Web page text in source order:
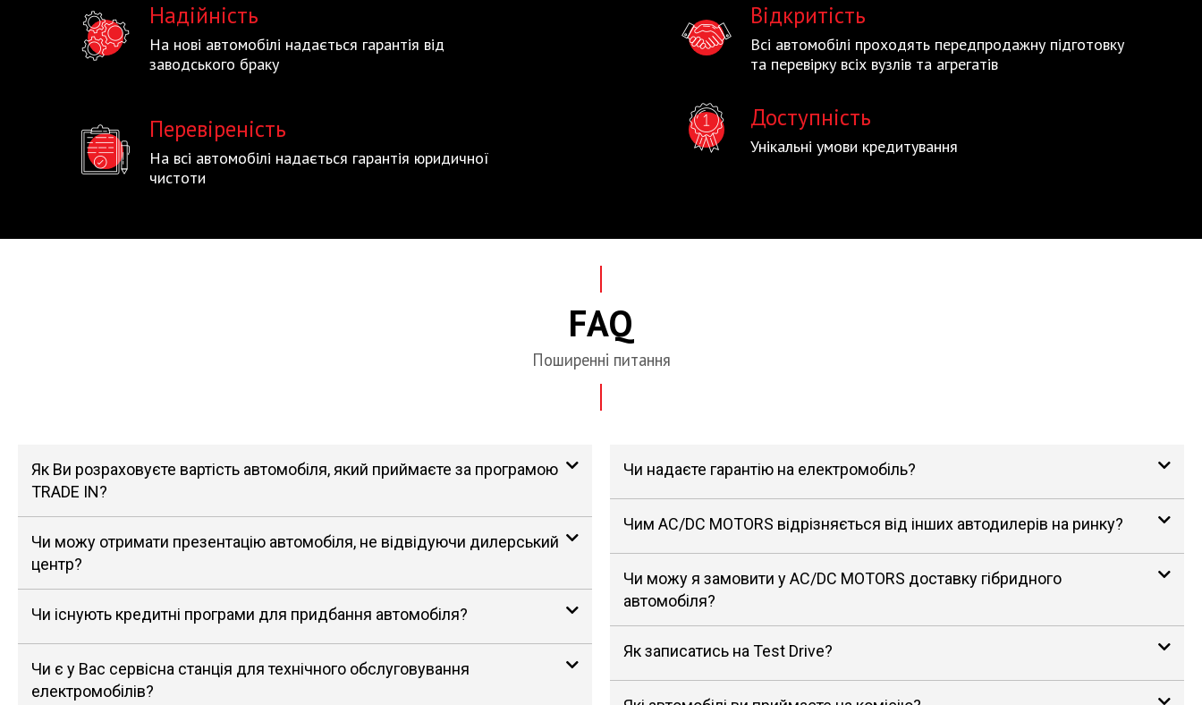
Надійність
На нові автомобілі надається гарантія від
заводського браку
Перевіреність
На всі автомобілі надається гарантія юридичної
чистоти
Відкритість
Всі автомобілі проходять передпродажну підготовку
та перевірку всіх вузлів та агрегатів
Доступність
Унікальні умови кредитування
FAQ
Поширенні питання
Як Ви розраховуєте вартість автомобіля, який приймаєте за програмою
TRADE IN?
Чи можу отримати презентацію автомобіля, не відвідуючи дилерський
центр?
Чи існують кредитні програми для придбання автомобіля?
Чи є у Вас сервісна станція для технічного обслуговування
електромобілів?
Чи надаєте гарантію на електромобіль?
Чим AC/DC MOTORS відрізняється від інших автодилерів на ринку?
Чи можу я замовити у AC/DC MOTORS доставку гібридного
автомобіля?
Як записатись на Test Drive?